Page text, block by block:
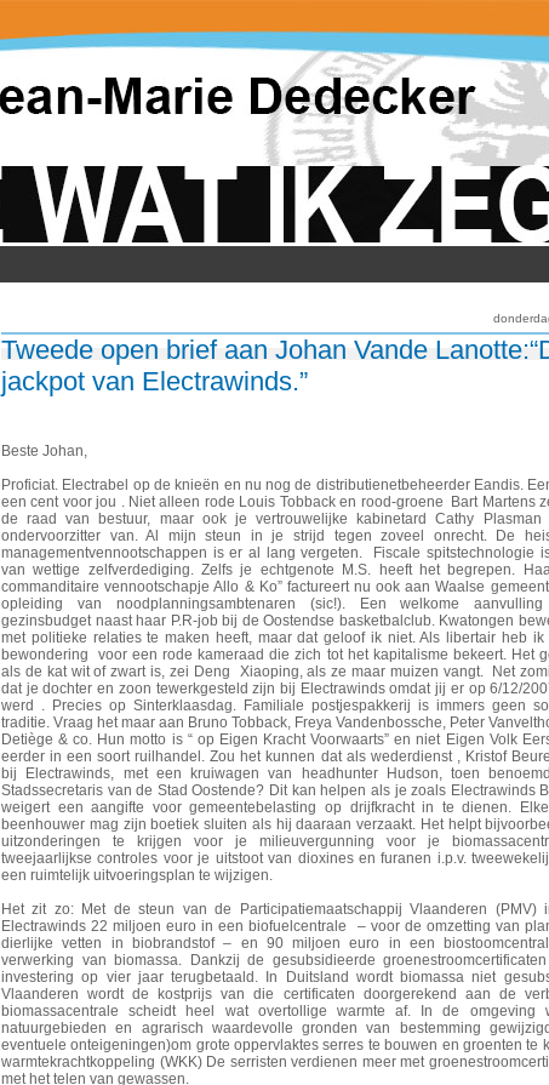
Tweede open brief aan Johan Vande
jackpot van Electrawinds.”
Beste Johan,
Proficiat. Electrabel op de knieën en nu nog de distributienetbeheerder Eandis.
een cent voor jou . Niet alleen rode Louis Tobback en rood-groene Bart Martens
de raad van bestuur, maar ook je vertrouwelijke kabinetard Cathy
ondervoorzitter van. Al mijn steun in je strijd tegen zoveel onrecht. De
managementvennootschappen is er al lang vergeten. Fiscale spitstechnologie
van wettige zelfverdediging. Zelfs je echtgenote M.S. heeft het begrepen.
commanditaire vennootschapje Allo & Ko” factureert nu ook aan Waalse
opleiding van noodplanningsambtenaren (sic!). Een welkome
gezinsbudget naast haar P.R-job bij de Oostendse basketbalclub. Kwatongen
met politieke relaties te maken heeft, maar dat geloof ik niet. Als libertair heb ik
bewondering voor een rode kameraad die zich tot het kapitalisme bekeert. Het
als de kat wit of zwart is, zei Deng Xiaoping, als ze maar muizen vangt. Net
dat je dochter en zoon tewerkgesteld zijn bij Electrawinds omdat jij er op 6/12/
werd . Precies op Sinterklaasdag. Familiale postjespakkerij is immers geen
traditie. Vraag het maar aan Bruno Tobback, Freya Vandenbossche, Peter
Detiège & co. Hun motto is “ op Eigen Kracht Voorwaarts” en niet Eigen Volk
eerder in een soort ruilhandel. Zou het kunnen dat als wederdienst , Kristof
bij Electrawinds, met een kruiwagen van headhunter Hudson, toen
Stadssecretaris van de Stad Oostende? Dit kan helpen als je zoals Electrawinds
weigert een aangifte voor gemeentebelasting op drijfkracht in te dienen.
beenhouwer mag zijn boetiek sluiten als hij daaraan verzaakt. Het helpt
uitzonderingen te krijgen voor je milieuvergunning voor je
tweejaarlijkse controles voor je uitstoot van dioxines en furanen i.p.v.
een ruimtelijk uitvoeringsplan te wijzigen.
Het zit zo: Met de steun van de Participatiemaatschappij Vlaanderen (PMV)
Electrawinds 22 miljoen euro in een biofuelcentrale – voor de omzetting van
dierlijke vetten in biobrandstof – en 90 miljoen euro in een
verwerking van biomassa. Dankzij de gesubsidieerde
investering op vier jaar terugbetaald. In Duitsland wordt biomassa niet
Vlaanderen wordt de kostprijs van die certificaten doorgerekend aan de
biomassacentrale scheidt heel wat overtollige warmte af. In de omgeving
natuurgebieden en agrarisch waardevolle gronden van bestemming
eventuele onteigeningen)om grote oppervlaktes serres te bouwen en groenten te
warmtekrachtkoppeling (WKK) De serristen verdienen meer met
met het telen van gewassen.